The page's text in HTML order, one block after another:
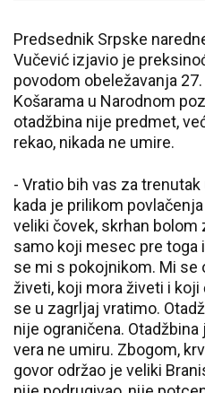
Predsednik Srpske
Vučević izjavio je
povodom obeležavanja
Košarama u Narodnom
otadžbina nije predmet,
rekao, nikada ne umire.
- Vratio bih vas za
kada je prilikom
veliki čovek, skrhan
samo koji mesec pre toga
se mi s pokojnikom. Mi se
živeti, koji mora živeti i
se u zagrljaj vratimo.
nije ograničena.
vera ne umiru. Zbogom,
govor održao je veliki